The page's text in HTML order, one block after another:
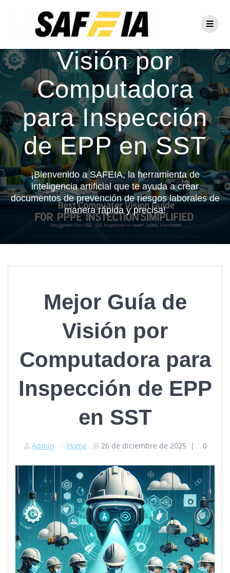
Mejor Guía de
Visión por
Computadora
para Inspección
de EPP en SST
¡Bienvenido a SAFEIA, la herramienta de
inteligencia artificial que te ayuda a crear
documentos de prevención de riesgos laborales de
manera rápida y precisa!
Mejor Guía de
Visión por
Computadora para
Inspección de EPP
en SST
Admin Home 26 de diciembre de 2025 | 0